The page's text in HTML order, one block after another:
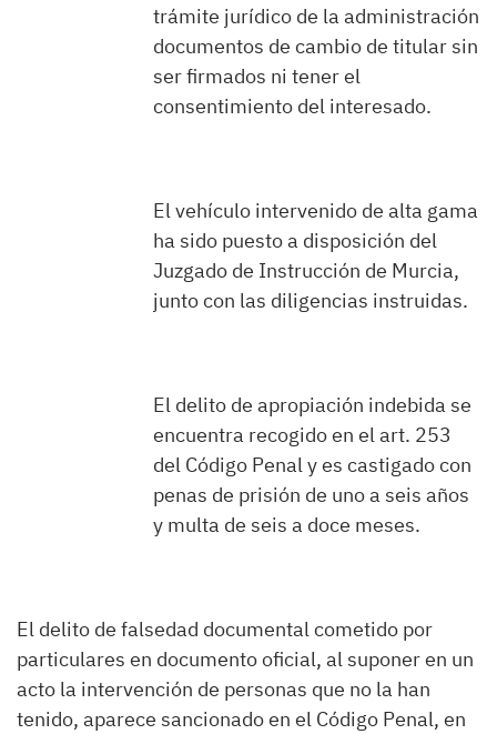
trámite jurídico de la administración
documentos de cambio de titular sin
ser firmados ni tener el
consentimiento del interesado.
El vehículo intervenido de alta gama
ha sido puesto a disposición del
Juzgado de Instrucción de Murcia,
junto con las diligencias instruidas.
El delito de apropiación indebida se
encuentra recogido en el art. 253
del Código Penal y es castigado con
penas de prisión de uno a seis años
y multa de seis a doce meses.
El delito de falsedad documental cometido por
particulares en documento oficial, al suponer en un
acto la intervención de personas que no la han
tenido, aparece sancionado en el Código Penal, en